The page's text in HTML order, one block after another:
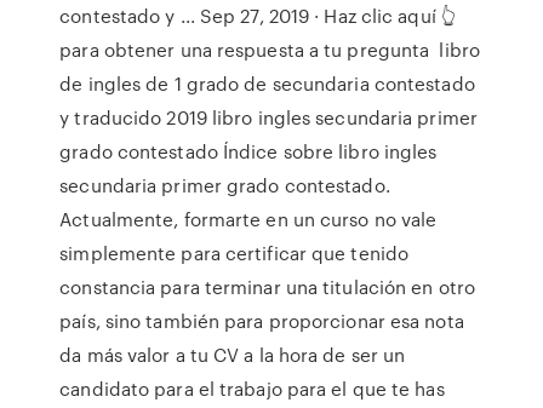
contestado y ... Sep 27, 2019 · Haz clic aquí 👆
para obtener una respuesta a tu pregunta ️ libro
de ingles de 1 grado de secundaria contestado
y traducido 2019 libro ingles secundaria primer
grado contestado Índice sobre libro ingles
secundaria primer grado contestado.
Actualmente, formarte en un curso no vale
simplemente para certificar que tenido
constancia para terminar una titulación en otro
país, sino también para proporcionar esa nota
da más valor a tu CV a la hora de ser un
candidato para el trabajo para el que te has